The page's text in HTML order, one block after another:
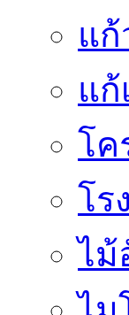
แ
แก้
โค
โร
ไม้